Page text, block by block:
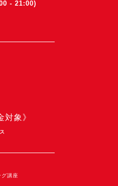
出展。
出展。
- 21:00)
対象》
講座